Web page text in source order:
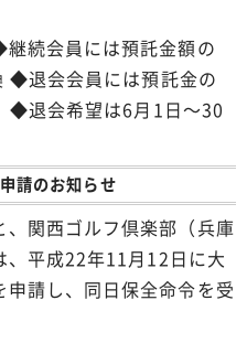
続会員には預託金額の
◆退会会員には預託金の
◆退会希望は6月1日～30
請のお知らせ
関西ゴルフ倶楽部（兵庫
、平成22年11月12日に大
請し、同日保全命令を受